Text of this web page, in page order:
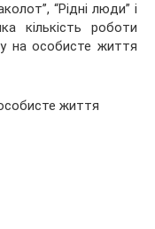
“Рідні люди” і
кількість роботи
на особисте життя